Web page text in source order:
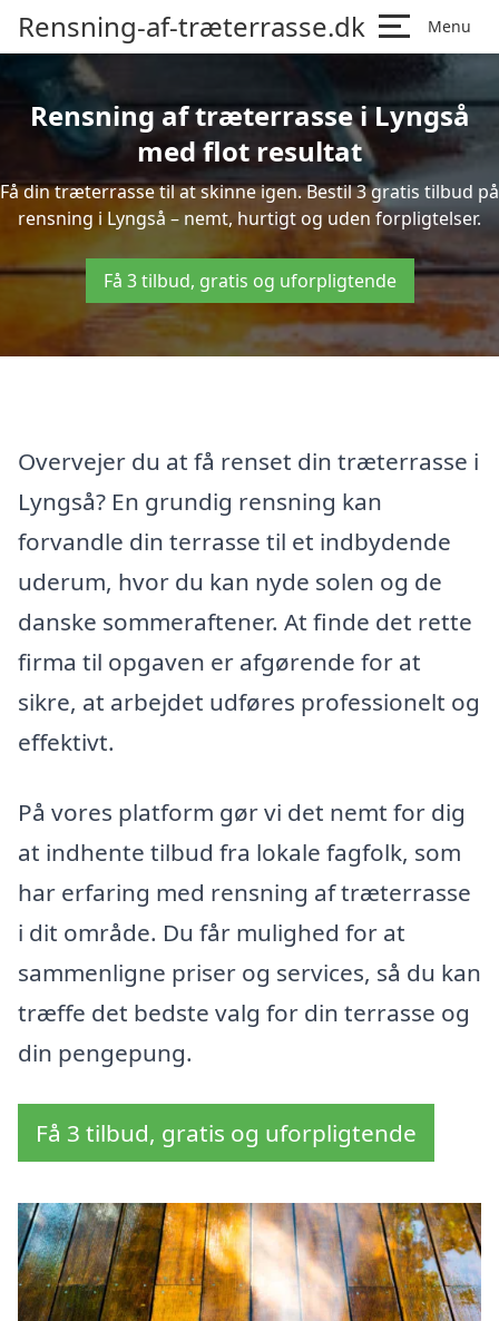
Rensning-af-træterrasse.dk Menu
Rensning af træterrasse i Lyngså
med flot resultat
Få din træterrasse til at skinne igen. Bestil 3 gratis tilbud på
rensning i Lyngså – nemt, hurtigt og uden forpligtelser.
Få 3 tilbud, gratis og uforpligtende
Overvejer du at få renset din træterrasse i
Lyngså? En grundig rensning kan
forvandle din terrasse til et indbydende
uderum, hvor du kan nyde solen og de
danske sommeraftener. At finde det rette
firma til opgaven er afgørende for at
sikre, at arbejdet udføres professionelt og
effektivt.
På vores platform gør vi det nemt for dig
at indhente tilbud fra lokale fagfolk, som
har erfaring med rensning af træterrasse
i dit område. Du får mulighed for at
sammenligne priser og services, så du kan
træffe det bedste valg for din terrasse og
din pengepung.
Få 3 tilbud, gratis og uforpligtende